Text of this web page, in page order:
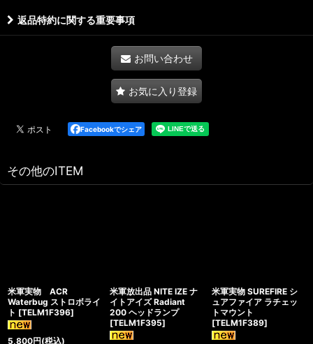
返品特約に関する重要事項
お問い合わせ
お気に入り登録
Facebookでシェア
その他のITEM
米軍実物 ACR
Waterbug ストロボライ
ト [TELM1F396]
5,800円(税込)
米軍放出品 NITE IZE ナ
イトアイズ Radiant
200 ヘッドランプ
[TELM1F395]
米軍実物 SUREFIRE シ
ュアファイア ラチェッ
トマウント
[TELM1F389]